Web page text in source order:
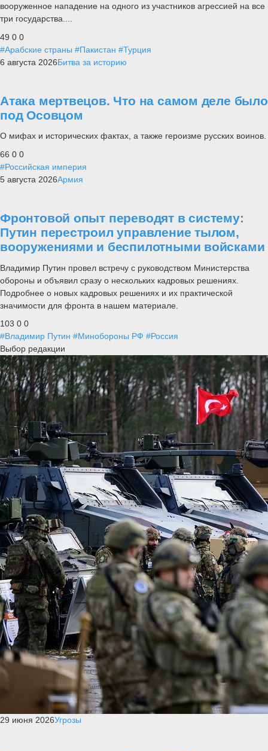
вооруженное нападение на одного из участников агрессией на все
три государства....
49 0 0
#Арабские страны #Пакистан #Турция
6 августа 2026Битва за историю
Атака мертвецов. Что на самом деле было
под Осовцом
О мифах и исторических фактах, а также героизме русских воинов.
66 0 0
#Российская империя
5 августа 2026Армия
Фронтовой опыт переводят в систему:
Путин перестроил управление тылом,
вооружениями и беспилотными войсками
Владимир Путин провел встречу с руководством Министерства
обороны и объявил сразу о нескольких кадровых решениях.
Подробнее о новых кадровых решениях и их практической
значимости для фронта в нашем материале.
103 0 0
#Владимир Путин #Минобороны РФ #Россия
Выбор редакции
29 июня 2026Угрозы